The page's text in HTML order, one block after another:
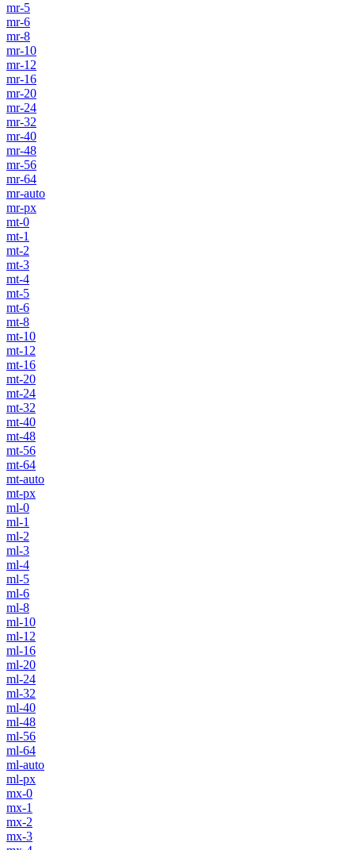
mr-5
mr-6
mr-8
mr-10
mr-12
mr-16
mr-20
mr-24
mr-32
mr-40
mr-48
mr-56
mr-64
mr-auto
mr-px
mt-0
mt-1
mt-2
mt-3
mt-4
mt-5
mt-6
mt-8
mt-10
mt-12
mt-16
mt-20
mt-24
mt-32
mt-40
mt-48
mt-56
mt-64
mt-auto
mt-px
ml-0
ml-1
ml-2
ml-3
ml-4
ml-5
ml-6
ml-8
ml-10
ml-12
ml-16
ml-20
ml-24
ml-32
ml-40
ml-48
ml-56
ml-64
ml-auto
ml-px
mx-0
mx-1
mx-2
mx-3